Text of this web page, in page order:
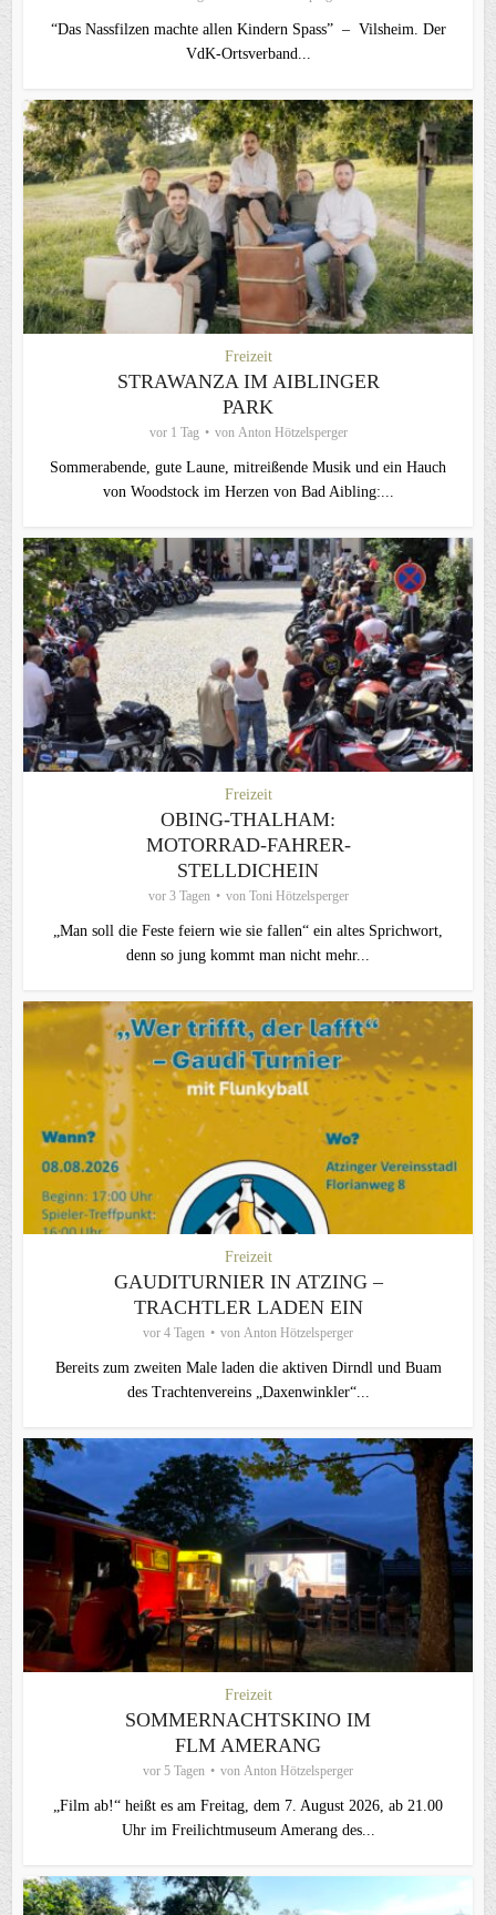
“Das Nassfilzen machte allen Kindern Spass” – Vilsheim. Der
VdK-Ortsverband...
Freizeit
STRAWANZA IM AIBLINGER
PARK
vor 1 Tag von Anton Hötzelsperger
Sommerabende, gute Laune, mitreißende Musik und ein Hauch
von Woodstock im Herzen von Bad Aibling:...
Freizeit
OBING-THALHAM:
MOTORRAD-FAHRER-
STELLDICHEIN
vor 3 Tagen von Toni Hötzelsperger
„Man soll die Feste feiern wie sie fallen“ ein altes Sprichwort,
denn so jung kommt man nicht mehr...
Freizeit
GAUDITURNIER IN ATZING –
TRACHTLER LADEN EIN
vor 4 Tagen von Anton Hötzelsperger
Bereits zum zweiten Male laden die aktiven Dirndl und Buam
des Trachtenvereins „Daxenwinkler“...
Freizeit
SOMMERNACHTSKINO IM
FLM AMERANG
vor 5 Tagen von Anton Hötzelsperger
„Film ab!“ heißt es am Freitag, dem 7. August 2026, ab 21.00
Uhr im Freilichtmuseum Amerang des...